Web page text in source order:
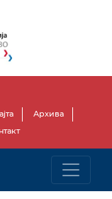
Архива